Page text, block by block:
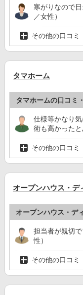
寒がりなので
／女性）
その他の口コミ
タマホーム
タマホームの口コミ
仕様等かなり
術も高かった
その他の口コミ
オープンハウス・デ
オープンハウス・デ
担当者が親切
性）
その他の口コミ